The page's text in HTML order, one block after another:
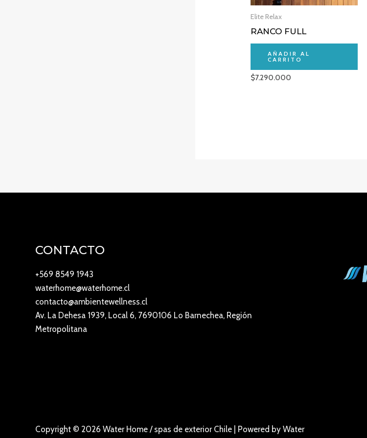
Elite Relax
RANCO FULL
AÑADIR AL
CARRITO
$7.290.000
CONTACTO
+569 8549 1943
waterhome@waterhome.cl
contacto@ambientewellness.cl
Av. La Dehesa 1939, Local 6, 7690106 Lo Barnechea, Región
Metropolitana
Copyright © 2026 Water Home / spas de exterior Chile | Powered by Water